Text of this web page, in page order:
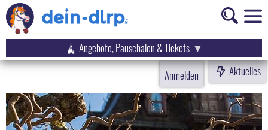
Angebote, Pauschalen & Tickets
Anmelden
Aktuelles